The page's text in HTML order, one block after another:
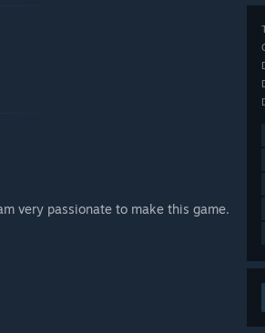
very passionate to make this game.